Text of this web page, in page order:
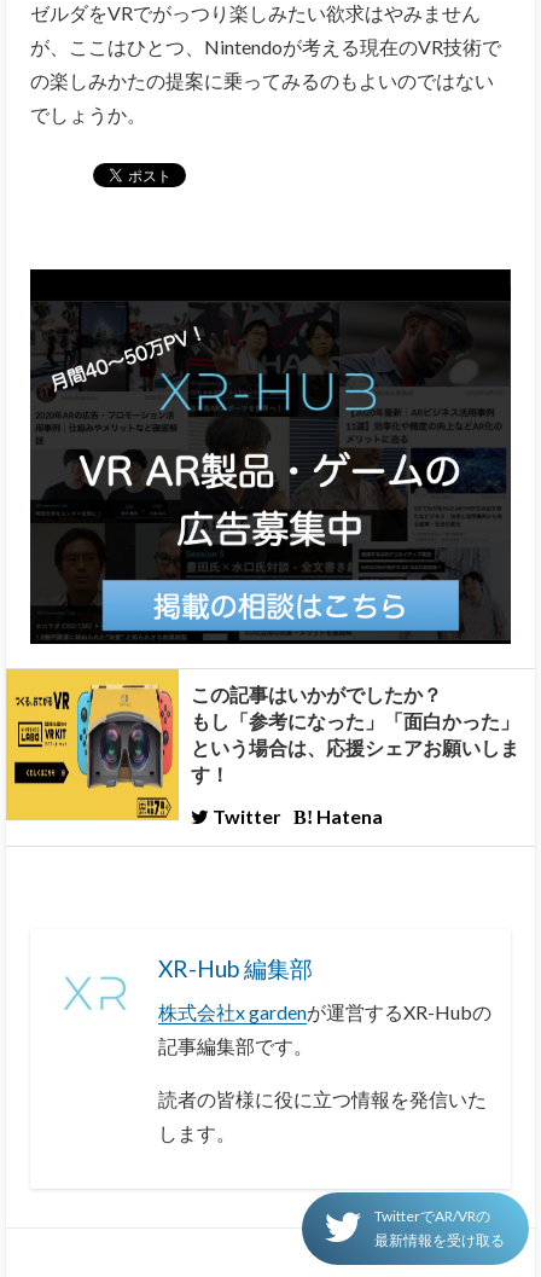
ゼルダをVRでがっつり楽しみたい欲求はやみません
が、ここはひとつ、Nintendoが考える現在のVR技術で
の楽しみかたの提案に乗ってみるのもよいのではない
でしょうか。
この記事はいかがでしたか？
もし「参考になった」「面白かった」
という場合は、応援シェアお願いしま
す！
Twitter
Hatena
XR-Hub 編集部
株式会社x gardenが運営するXR-Hubの
記事編集部です。
読者の皆様に役に立つ情報を発信いた
します。
TwitterでAR/VRの
最新情報を受け取る